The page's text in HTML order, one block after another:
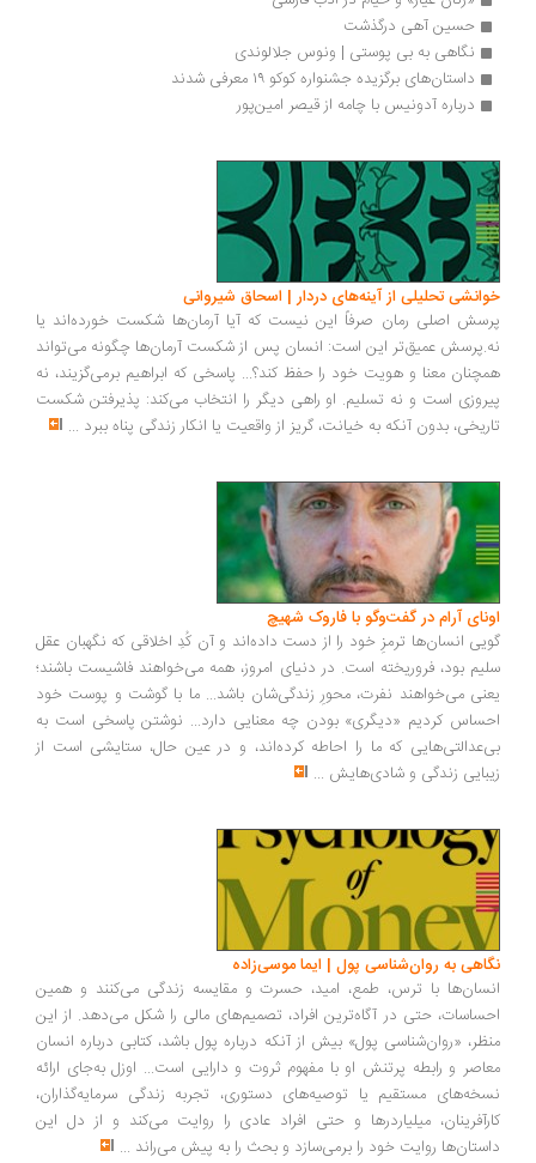
حسین آهی درگذشت
نگاهی به بی پوستی | ونوس جلالوندی
داستان‌های برگزیده جشنواره کوکو ۱۹ معرفی شدند
درباره آدونیس با چامه از قیصر امین‌پور
خوانشی تحلیلی از آینه‌های دردار | اسحاق شیروانی
پرسش اصلی رمان صرفاً این نیست که آیا آرمان‌ها شکست خورده‌اند یا
نه.پرسش عمیق‌تر این است: انسان پس از شکست آرمان‌ها چگونه می‌تواند
همچنان معنا و هویت خود را حفظ کند؟... پاسخی که ابراهیم برمی‌گزیند، نه
پیروزی است و نه تسلیم. او راهی دیگر را انتخاب می‌کند: پذیرفتن شکست
تاریخی، بدون آنکه به خیانت، گریز از واقعیت یا انکار زندگی پناه ببرد ...
اونای آرام در گفت‌وگو با فاروک شهیچ‭
گویی انسان‌ها ترمزِ خود را از دست داده‌اند و آن کُدِ اخلاقی که نگهبان عقل
سلیم بود، فروریخته است. در دنیای امروز، همه می‌خواهند فاشیست باشند؛
یعنی می‌خواهند نفرت، محورِ زندگی‌شان باشد... ما با گوشت و پوست خود
احساس کردیم «دیگری» بودن چه معنایی دارد... نوشتن پاسخی است به
بی‌عدالتی‌هایی که ما را احاطه کرده‌اند، و در عین حال، ستایشی است از
زیبایی زندگی و شادی‌هایش ...
نگاهی به روان‌شناسی پول | ایما موسی‌زاده
انسان‌ها با ترس، طمع، امید، حسرت و مقایسه زندگی می‌کنند و همین
احساسات، حتی در آگاه‌ترین افراد، تصمیم‌های مالی را شکل می‌دهد. از این
منظر، «روان‌شناسی پول» بیش از آنکه درباره پول باشد، کتابی درباره انسان
معاصر و رابطه پرتنش او با مفهوم ثروت و دارایی است... اوزل به‌جای ارائه
نسخه‌های مستقیم یا توصیه‌های دستوری، تجربه زندگی سرمایه‌گذاران،
کارآفرینان، میلیاردرها و حتی افراد عادی را روایت می‌کند و از دل این
داستان‌ها روایت خود را برمی‌سازد و بحث را به پیش می‌راند ...